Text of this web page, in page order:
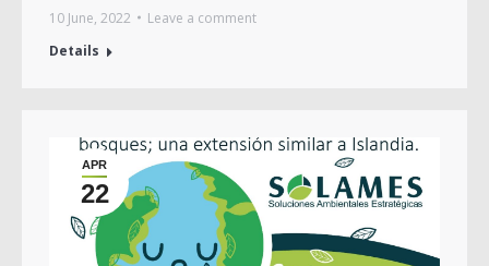
10 June, 2022
Leave a comment
Details
APR
22